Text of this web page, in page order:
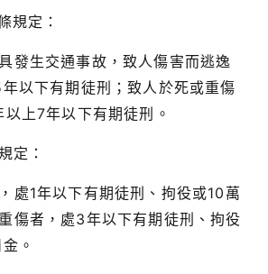
規定：
發生交通事故，致人傷害而逃逸
以下有期徒刑；致人於死或重傷
上7年以下有期徒刑。
定：
處1年以下有期徒刑、拘役或10萬
傷者，處3年以下有期徒刑、拘役
。